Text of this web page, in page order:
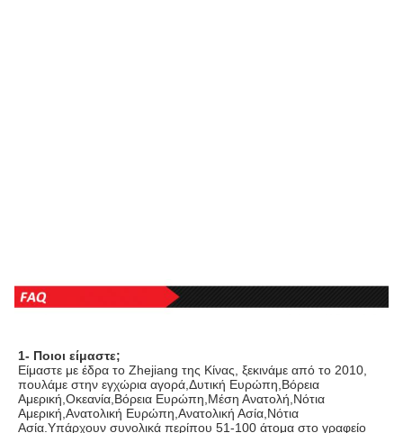
1- Ποιοι είμαστε;
Είμαστε με έδρα το Zhejiang της Κίνας, ξεκινάμε από το 2010,
πουλάμε στην εγχώρια αγορά,Δυτική Ευρώπη,Βόρεια
Αμερική,Οκεανία,Βόρεια Ευρώπη,Μέση Ανατολή,Νότια
Αμερική,Ανατολική Ευρώπη,Ανατολική Ασία,Νότια
Ασία.Υπάρχουν συνολικά περίπου 51-100 άτομα στο γραφείο